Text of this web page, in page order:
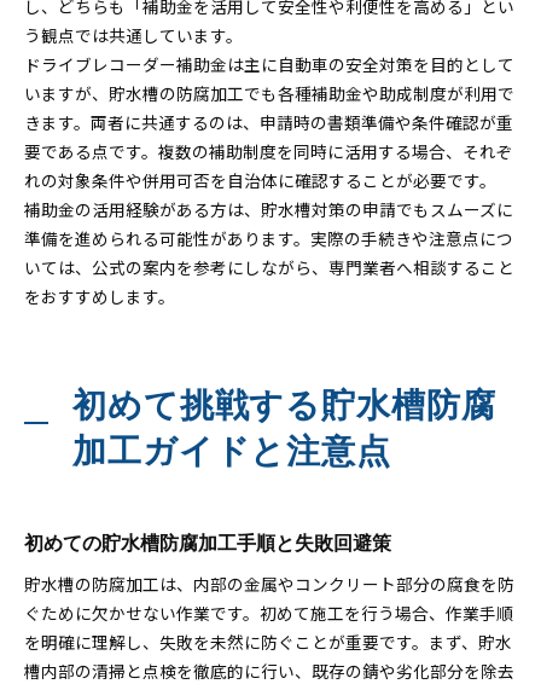
し、どちらも「補助金を活用して安全性や利便性を高める」とい
う観点では共通しています。
ドライブレコーダー補助金は主に自動車の安全対策を目的として
いますが、貯水槽の防腐加工でも各種補助金や助成制度が利用で
きます。両者に共通するのは、申請時の書類準備や条件確認が重
要である点です。複数の補助制度を同時に活用する場合、それぞ
れの対象条件や併用可否を自治体に確認することが必要です。
補助金の活用経験がある方は、貯水槽対策の申請でもスムーズに
準備を進められる可能性があります。実際の手続きや注意点につ
いては、公式の案内を参考にしながら、専門業者へ相談すること
をおすすめします。
初めて挑戦する貯水槽防腐
加工ガイドと注意点
初めての貯水槽防腐加工手順と失敗回避策
貯水槽の防腐加工は、内部の金属やコンクリート部分の腐食を防
ぐために欠かせない作業です。初めて施工を行う場合、作業手順
を明確に理解し、失敗を未然に防ぐことが重要です。まず、貯水
槽内部の清掃と点検を徹底的に行い、既存の錆や劣化部分を除去